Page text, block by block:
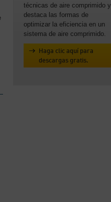
técnicas de aire comprimido y
destaca las formas de
optimizar la eficiencia en un
sistema de aire comprimido.
Haga clic aquí para
descargas gratis.